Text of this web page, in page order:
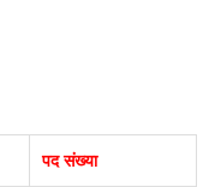
पद संख्या